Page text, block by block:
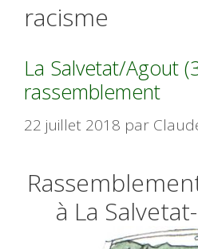
racisme
La Salvetat/Agout
rassemblement
22 juillet 2018 par
à La